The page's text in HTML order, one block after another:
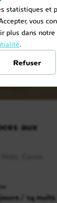
statistiques et
vous
plus dans notre
.
Refuser
aux
/ 14 nuits